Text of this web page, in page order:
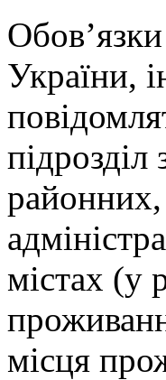
України,
підрозділ
містах (у
місця